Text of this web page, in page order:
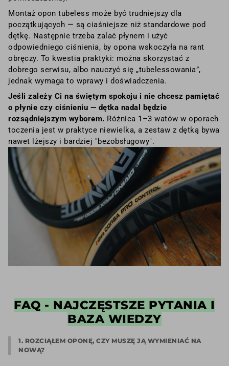
Montaż opon tubeless może być trudniejszy dla
początkujących — są ciaśniejsze niż standardowe pod
dętkę. Następnie trzeba zalać płynem i użyć
odpowiedniego ciśnienia, by opona wskoczyła na rant
obręczy. To kwestia praktyki: można skorzystać z
dobrego serwisu, albo nauczyć się „tubelessowania”,
jednak wymaga to wprawy i doświadczenia.
Jeśli zależy Ci na świętym spokoju i nie chcesz pamiętać
o płynie czy ciśnieniu — dętka nadal będzie
rozsądniejszym wyborem. Różnica 1–3 watów w oporach
toczenia jest w praktyce niewielka, a zestaw z dętką bywa
nawet lżejszy i bardziej "bezobsługowy".
FAQ - NAJCZĘSTSZE PYTANIA I
BAZA WIEDZY
1. ROZCIĄŁEM OPONĘ, CZY MUSZĘ JĄ WYMIENIAĆ NA
NOWĄ?